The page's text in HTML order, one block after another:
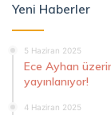
Yeni Haberler
5 Haziran 2025
Ece Ayhan
yayınlanıyor!
4 Haziran 2025